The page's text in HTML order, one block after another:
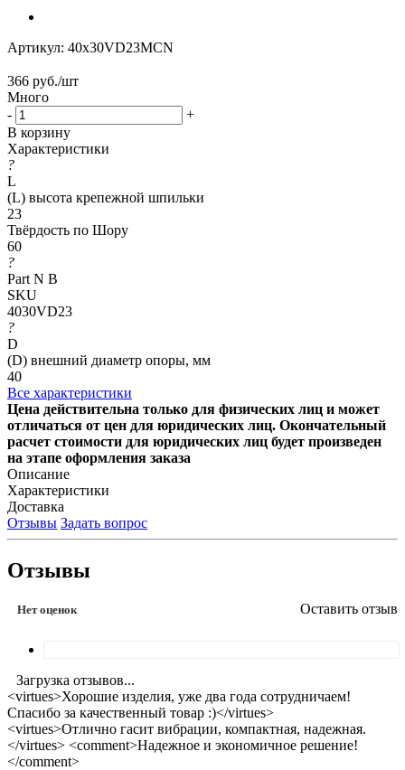
Артикул: 40x30VD23MCN
366 руб./шт
Много
-
+
В корзину
Характеристики
?
L
(L) высота крепежной шпильки
23
Твёрдость по Шору
60
?
Part N B
SKU
4030VD23
?
D
(D) внешний диаметр опоры, мм
40
Все характеристики
Цена действительна только для физических лиц и может
отличаться от цен для юридических лиц. Окончательный
расчет стоимости для юридических лиц будет произведен
на этапе оформления заказа
Описание
Характеристики
Доставка
Отзывы Задать вопрос
Отзывы
Нет оценок Оставить отзыв
Загрузка отзывов...
<virtues>Хорошие изделия, уже два года сотрудничаем!
Спасибо за качественный товар :)</virtues>
<virtues>Отлично гасит вибрации, компактная, надежная.
</virtues> <comment>Надежное и экономичное решение!
</comment>